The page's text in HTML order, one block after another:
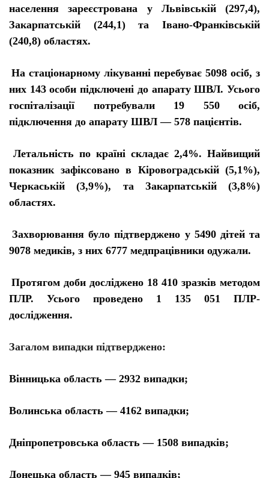
населення зареєстрована у Львівській (297,4),
Закарпатській (244,1) та Івано-Франківській
(240,8) областях.
На стаціонарному лікуванні перебуває 5098 осіб, з
них 143 особи підключені до апарату ШВЛ. Усього
госпіталізації потребували 19 550 осіб,
підключення до апарату ШВЛ — 578 пацієнтів.
Летальність по країні складає 2,4%. Найвищий
показник зафіксовано в Кіровоградській (5,1%),
Черкаській (3,9%), та Закарпатській (3,8%)
областях.
Захворювання було підтверджено у 5490 дітей та
9078 медиків, з них 6777 медпрацівники одужали.
Протягом доби досліджено 18 410 зразків методом
ПЛР. Усього проведено 1 135 051 ПЛР-
дослідження.
Загалом випадки підтверджено:
Вінницька область — 2932 випадки;
Волинська область — 4162 випадки;
Дніпропетровська область — 1508 випадків;
Донецька область — 945 випадків;